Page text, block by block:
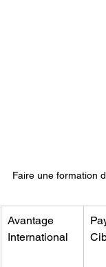
Faire une formation
Avantage
International